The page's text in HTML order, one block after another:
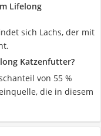
Lifelong
sich Lachs, der mit
Katzenfutter?
von 55 %
die in diesem